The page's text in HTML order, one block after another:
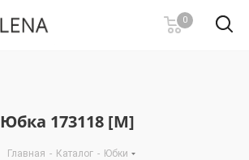
0
Юбка 173118 [М]
Главная - Каталог - Юбки